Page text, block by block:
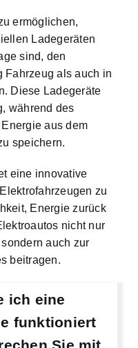
ermöglichen,
Ladegeräten
sind, den
Fahrzeug als auch in
Diese Ladegeräte
während des
aus dem
speichern.
eine innovative
zu
Energie zurück
nicht nur
auch zur
beitragen.
ich eine
funktioniert
Sie mit